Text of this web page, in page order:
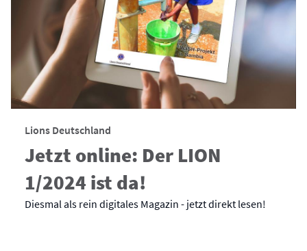
Lions Deutschland
Jetzt online: Der LION
1/2024 ist da!
Diesmal als rein digitales Magazin - jetzt direkt lesen!